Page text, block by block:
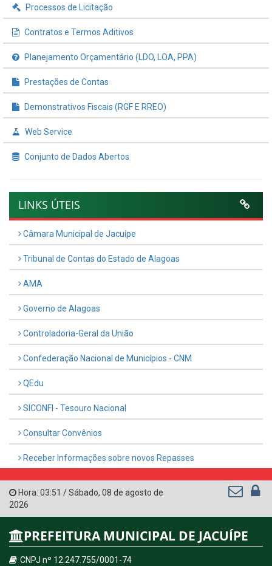
Processos de Licitação
Contratos e Termos Aditivos
Planejamento Orçamentário (LDO, LOA, PPA)
Prestações de Contas
Demonstrativos Fiscais (RGF E RREO)
Web Service
Conjunto de Dados Abertos
LINKS ÚTEIS
Câmara Municipal de Jacuípe
Tribunal de Contas do Estado de Alagoas
AMA
Governo de Alagoas
Controladoria-Geral da União
Confederação Nacional de Municípios - CNM
QEdu
SICONFI - Tesouro Nacional
Consultar Convênios
Receber Informações sobre novos Repasses
Hora: 03:51 /Sábado, 08 de agosto de
2026
PREFEITURA MUNICIPAL DE JACUÍPE
CNPJ nº 12.247.755/0001-74